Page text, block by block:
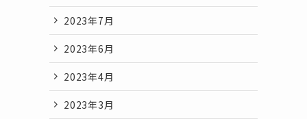
2023年7月
2023年6月
2023年4月
2023年3月